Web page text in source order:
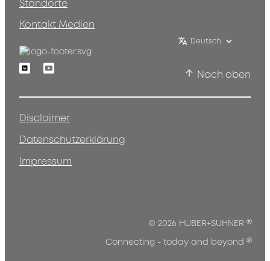
Standorte
Kontakt Medien
Deutsch
LinkedinYoutube
Nach oben
Disclaimer
Datenschutzerklärung
Impressum
© 2026 HUBER+SUHNER ®
Connecting - today and beyond ®